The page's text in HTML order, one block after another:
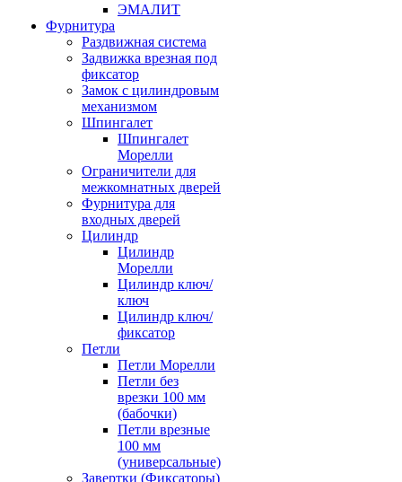
ЭМАЛИТ
Фурнитура
Раздвижная система
Задвижка врезная под
фиксатор
Замок с цилиндровым
механизмом
Шпингалет
Шпингалет
Морелли
Ограничители для
межкомнатных дверей
Фурнитура для
входных дверей
Цилиндр
Цилиндр
Морелли
Цилиндр ключ/
ключ
Цилиндр ключ/
фиксатор
Петли
Петли Морелли
Петли без
врезки 100 мм
(бабочки)
Петли врезные
100 мм
(универсальные)
Завертки (Фиксаторы)